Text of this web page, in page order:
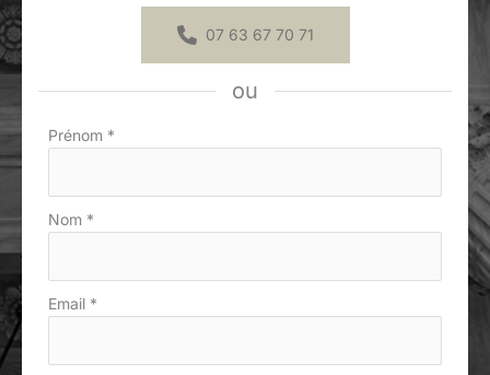
07 63 67 70 71
ou
Formulaire
Prénom *
Nom *
Email *